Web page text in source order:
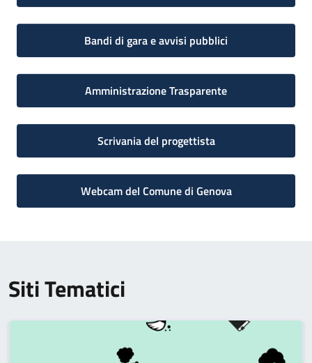
Bandi di gara e avvisi pubblici
Amministrazione Trasparente
Scrivania del progettista
Webcam del Comune di Genova
Siti Tematici